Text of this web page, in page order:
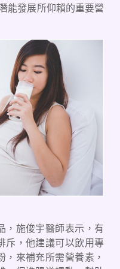
能發展所仰賴的重要營
，施俊宇醫師表示，有
斥，他建議可以飲用專
來補充所需營養素，